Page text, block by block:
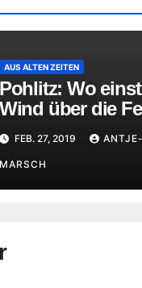
AUS ALTEN ZEITEN
Pohlitz: Wo
Wind über die
strich
FEB. 27, 2019
MARSCH